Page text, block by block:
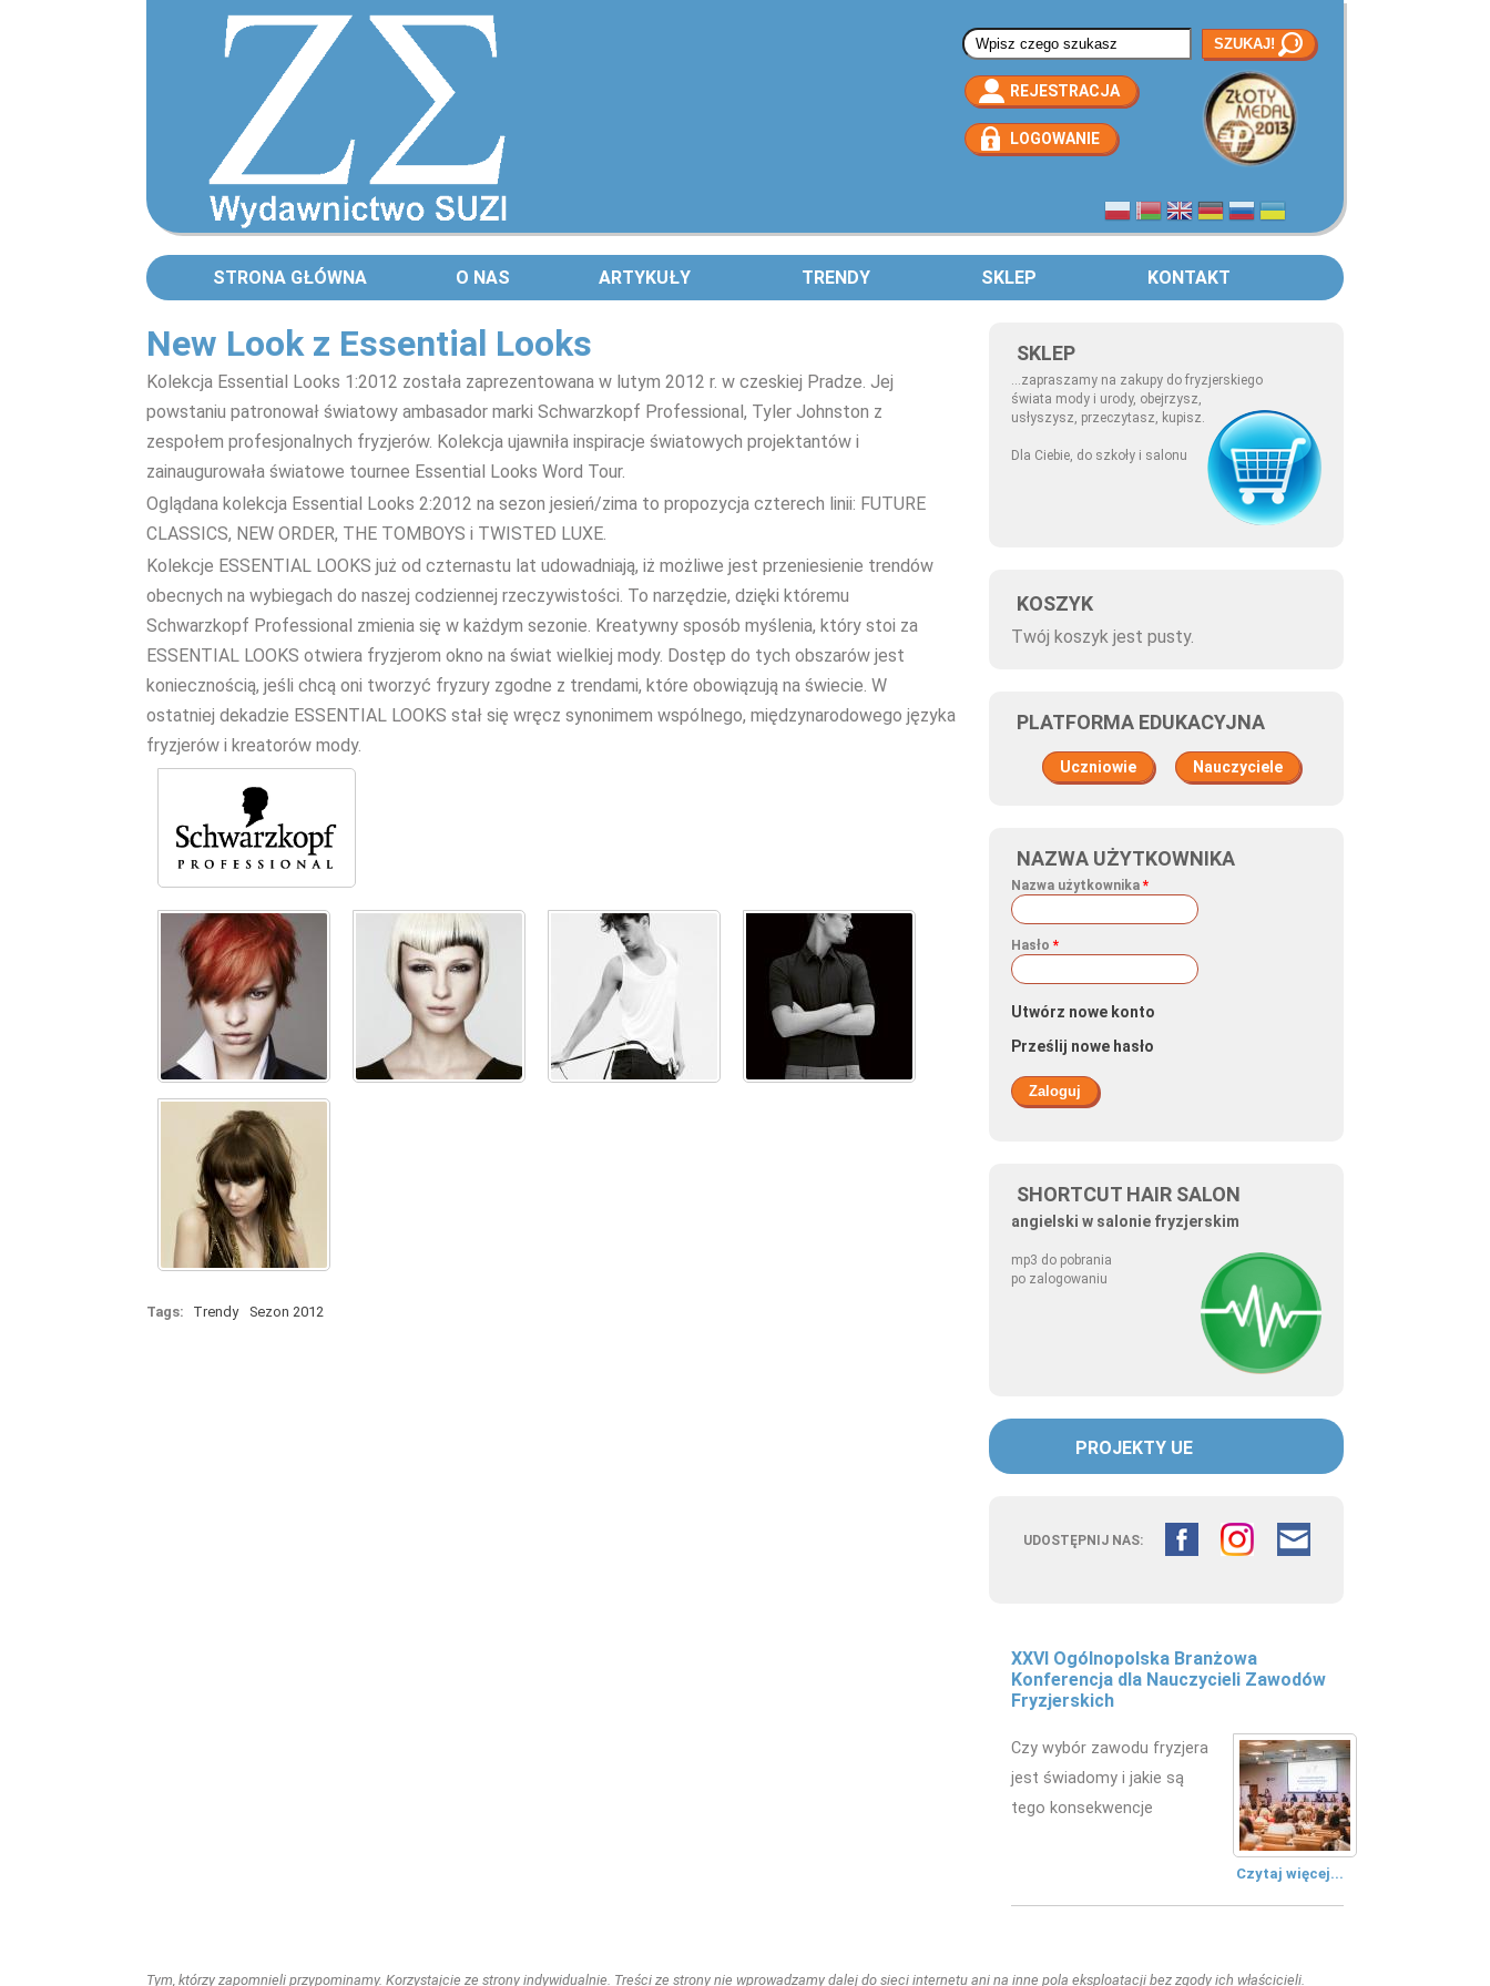
Formularz wyszukiwania
REJESTRACJA
LOGOWANIE
STRONA GŁÓWNA O NAS ARTYKUŁY TRENDY SKLEP KONTAKT
SKLEP
...zapraszamy na zakupy do fryzjerskiego
świata mody i urody, obejrzysz,
usłyszysz, przeczytasz, kupisz.
Dla Ciebie, do szkoły i salonu
KOSZYK
Twój koszyk jest pusty.
PLATFORMA EDUKACYJNA
Uczniowie Nauczyciele
NAZWA UŻYTKOWNIKA
Nazwa użytkownika *
Hasło *
Utwórz nowe konto
Prześlij nowe hasło
SHORTCUT HAIR SALON
angielski w salonie fryzjerskim
mp3 do pobrania
po zalogowaniu
PROJEKTY UE
UDOSTĘPNIJ NAS:
XXVI Ogólnopolska Branżowa
Konferencja dla Nauczycieli Zawodów
Fryzjerskich
Czy wybór zawodu fryzjera
jest świadomy i jakie są
tego konsekwencje
Czytaj więcej...
New Look z Essential Looks
Kolekcja Essential Looks 1:2012 została zaprezentowana w lutym 2012 r. w czeskiej Pradze. Jej
powstaniu patronował światowy ambasador marki Schwarzkopf Professional, Tyler Johnston z
zespołem profesjonalnych fryzjerów. Kolekcja ujawniła inspiracje światowych projektantów i
zainaugurowała światowe tournee Essential Looks Word Tour.
Oglądana kolekcja Essential Looks 2:2012 na sezon jesień/zima to propozycja czterech linii: FUTURE
CLASSICS, NEW ORDER, THE TOMBOYS i TWISTED LUXE.
Kolekcje ESSENTIAL LOOKS już od czternastu lat udowadniają, iż możliwe jest przeniesienie trendów
obecnych na wybiegach do naszej codziennej rzeczywistości. To narzędzie, dzięki któremu
Schwarzkopf Professional zmienia się w każdym sezonie. Kreatywny sposób myślenia, który stoi za
ESSENTIAL LOOKS otwiera fryzjerom okno na świat wielkiej mody. Dostęp do tych obszarów jest
koniecznością, jeśli chcą oni tworzyć fryzury zgodne z trendami, które obowiązują na świecie. W
ostatniej dekadzie ESSENTIAL LOOKS stał się wręcz synonimem wspólnego, międzynarodowego języka
fryzjerów i kreatorów mody.
Tags: Trendy Sezon 2012
Tym, którzy zapomnieli przypominamy. Korzystajcie ze strony indywidualnie. Treści ze strony nie wprowadzamy dalej do sieci internetu ani na inne pola eksploatacji bez zgody ich właścicieli.